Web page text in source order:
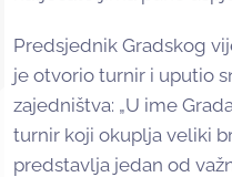
Predsjednik Gradskog
je otvorio turnir i uputio
zajedništva: „U ime
turnir koji okuplja veliki
predstavlja jedan od